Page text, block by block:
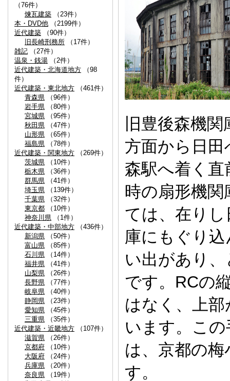
（76件）
煉瓦建築 （23件）
本・DVD他 （2199件）
近代建築 （90件）
旧長崎刑務所 （17件）
雑記 （27件）
温泉・銭湯 （2件）
近代建築・北海道地方 （98
件）
近代建築・東北地方 （461件）
青森県 （96件）
岩手県 （80件）
宮城県 （95件）
秋田県 （47件）
山形県 （65件）
福島県 （78件）
近代建築・関東地方 （269件）
茨城県 （10件）
栃木県 （36件）
群馬県 （41件）
埼玉県 （139件）
千葉県 （32件）
東京都 （10件）
神奈川県 （1件）
近代建築・中部地方 （436件）
新潟県 （50件）
富山県 （85件）
石川県 （14件）
福井県 （41件）
山梨県 （26件）
長野県 （77件）
岐阜県 （40件）
静岡県 （23件）
愛知県 （45件）
三重県 （35件）
近代建築・近畿地方 （107件）
滋賀県 （26件）
京都府 （10件）
大阪府 （24件）
兵庫県 （20件）
奈良県 （19件）
旧豊後森機
方面から日
森駅へ着く
時の扇形機
ては、在り
庫にもぐり
い出があり
です。RCの
はなく、上
います。こ
は、京都の
す。